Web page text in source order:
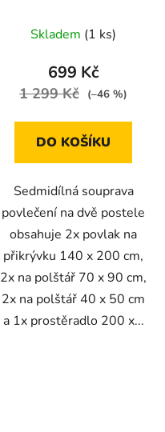
Skladem (1 ks)
699 Kč
1 299 Kč (–46 %)
DO KOŠÍKU
Sedmidílná souprava
povlečení na dvě postele
obsahuje 2x povlak na
přikrývku 140 x 200 cm,
2x na polštář 70 x 90 cm,
2x na polštář 40 x 50 cm
a 1x prostěradlo 200 x...